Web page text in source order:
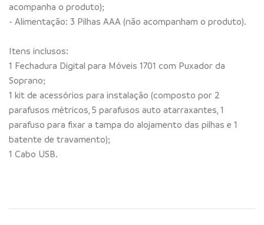
acompanha o produto);
- Alimentação: 3 Pilhas AAA (não acompanham o produto).
Itens inclusos:
1 Fechadura Digital para Móveis 1701 com Puxador da
Soprano;
1 kit de acessórios para instalação (composto por 2
parafusos métricos, 5 parafusos auto atarraxantes, 1
parafuso para fixar a tampa do alojamento das pilhas e 1
batente de travamento);
1 Cabo USB.